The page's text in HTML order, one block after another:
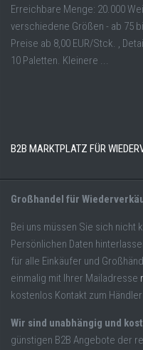
Erreichbare Menge: 20.000
verschiedene Größen - ab 75
Preise ab 8,00 EUR/Stck. ,
10 Paletten. Kleinere ...
B2B MARKTPLATZ FÜR
Großhandel für
Bei uns müssen Sie sich
Persönlichen Daten
für alle Einkäufer und
einmalig mit Ihrer Mailadresse
kostenlos Kontakt zum
Wir sind unabhängig und
günstigen B2B Angebote der